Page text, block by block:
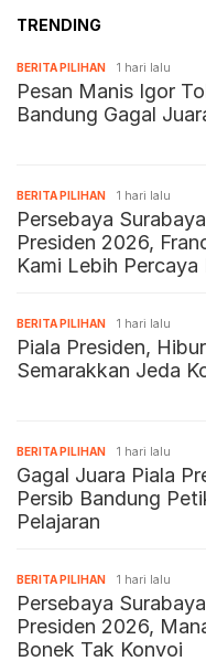
TRENDING
BERITA PILIHAN 1 hari lalu
Pesan Manis Igor
Bandung Gagal
BERITA PILIHAN 1 hari lalu
Persebaya
Presiden 2026,
Kami Lebih Percaya
BERITA PILIHAN 1 hari lalu
Piala Presiden,
Semarakkan Jeda
BERITA PILIHAN 1 hari lalu
Gagal Juara Piala
Persib Bandung
Pelajaran
BERITA PILIHAN 1 hari lalu
Persebaya
Presiden 2026,
Bonek Tak Konvoi